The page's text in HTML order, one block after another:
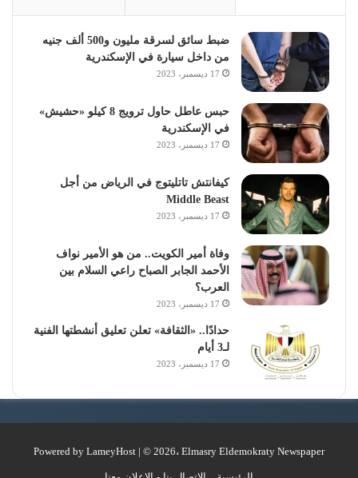
ضبط سائق لسرقة مليون و500 ألف جنيه
من داخل سيارة في الإسكندرية
17 ديسمبر، 2023
حبس عاطل حاول ترويج 8 كيلو «حشيش»
في الإسكندرية
17 ديسمبر، 2023
كيفانتش تاتليتوج في الرياض من أجل
Middle Beast
17 ديسمبر، 2023
وفاة أمير الكويت.. من هو الأمير نواف
الأحمد الجابر الصباح راعي السلام بين
العرب؟
17 ديسمبر، 2023
حدادًا.. «الثقافة» تعلن تعليق أنشطتها الفنية
لـ3 أيام
17 ديسمبر، 2023
Powered by LameyHost | © 2026، Elmasry Eldemokraty Newspaper